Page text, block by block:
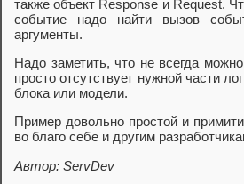
также объект Response и Request.
событие надо найти вызов
аргументы.
Надо заметить, что не всегда
просто отсутствует нужной части
блока или модели.
Пример довольно простой и
во благо себе и другим
Автор: ServDev